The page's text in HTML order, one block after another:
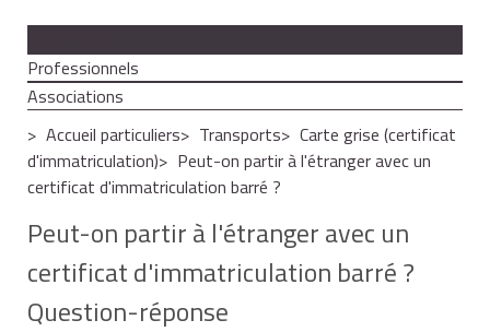
Professionnels
Associations
Accueil particuliers
Transports
Carte grise (certificat
d'immatriculation)
Peut-on partir à l'étranger avec un
certificat d'immatriculation barré ?
Peut-on partir à l'étranger avec un
certificat d'immatriculation barré ?
Question-réponse